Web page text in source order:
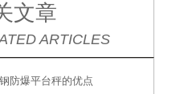
文章
ARTICLES
防爆平台秤的优点